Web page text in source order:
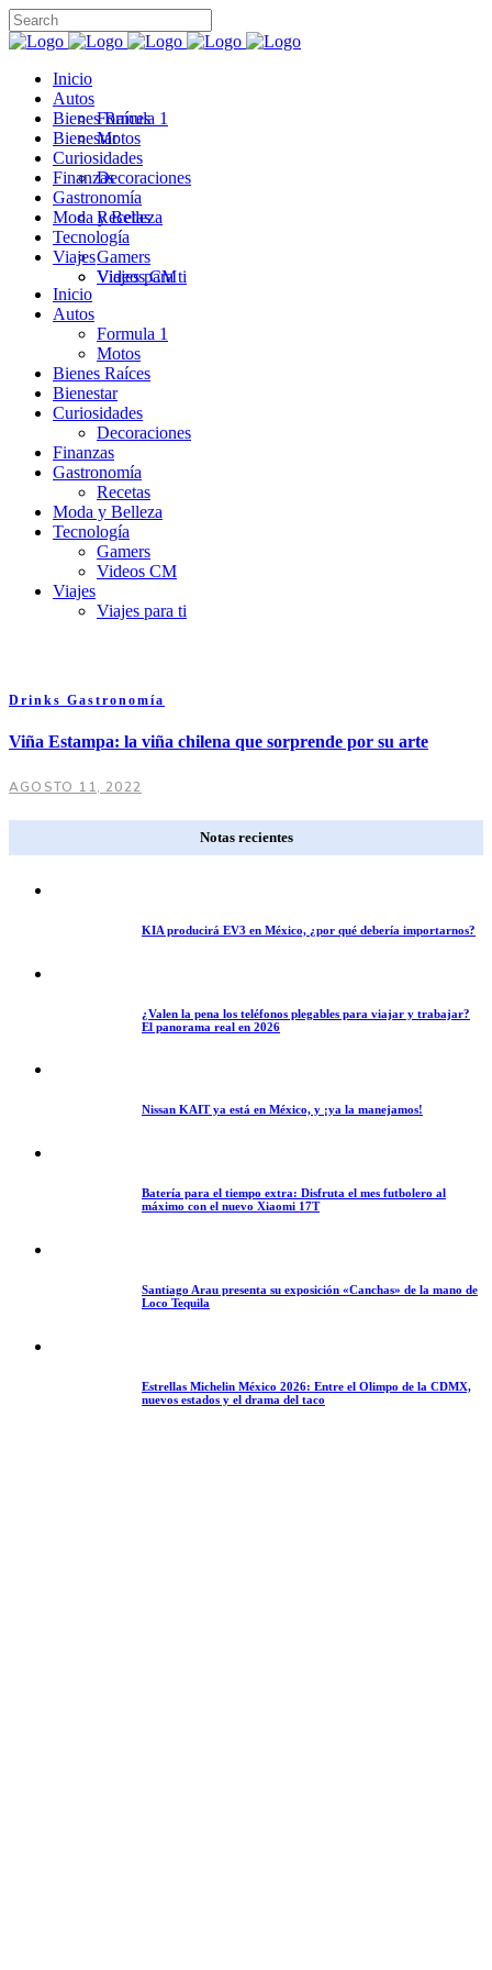
Inicio
Autos
Formula 1
Motos
Bienes Raíces
Bienestar
Curiosidades
Decoraciones
Finanzas
Gastronomía
Recetas
Moda y Belleza
Tecnología
Gamers
Videos CM
Viajes
Viajes para ti
Inicio
Autos
Formula 1
Motos
Bienes Raíces
Bienestar
Curiosidades
Decoraciones
Finanzas
Gastronomía
Recetas
Moda y Belleza
Tecnología
Gamers
Videos CM
Viajes
Viajes para ti
Drinks Gastronomía
Viña Estampa: la viña chilena que sorprende por su arte
AGOSTO 11, 2022
Notas recientes
KIA producirá EV3 en México, ¿por qué debería importarnos?
¿Valen la pena los teléfonos plegables para viajar y trabajar?
El panorama real en 2026
Nissan KAIT ya está en México, y ¡ya la manejamos!
Batería para el tiempo extra: Disfruta el mes futbolero al
máximo con el nuevo Xiaomi 17T
Santiago Arau presenta su exposición «Canchas» de la mano de
Loco Tequila
Estrellas Michelin México 2026: Entre el Olimpo de la CDMX,
nuevos estados y el drama del taco